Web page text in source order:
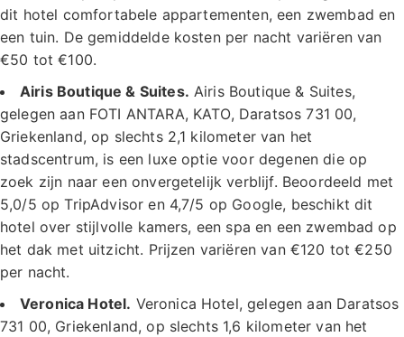
dit hotel comfortabele appartementen, een zwembad en
een tuin. De gemiddelde kosten per nacht variëren van
€50 tot €100.
Airis Boutique & Suites. Airis Boutique & Suites,
gelegen aan FOTI ANTARA, KATO, Daratsos 731 00,
Griekenland, op slechts 2,1 kilometer van het
stadscentrum, is een luxe optie voor degenen die op
zoek zijn naar een onvergetelijk verblijf. Beoordeeld met
5,0/5 op TripAdvisor en 4,7/5 op Google, beschikt dit
hotel over stijlvolle kamers, een spa en een zwembad op
het dak met uitzicht. Prijzen variëren van €120 tot €250
per nacht.
Veronica Hotel. Veronica Hotel, gelegen aan Daratsos
731 00, Griekenland, op slechts 1,6 kilometer van het